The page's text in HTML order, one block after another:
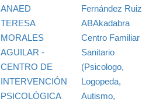
ANAED
Fernández Ruiz
TERESA
MORALES
AGUILAR -
CENTRO DE
INTERVENCIÓN
PSICOLÓGICA
ABAkadabra
Centro Familiar
Sanitario
(Psicologo,
Logopeda,
Autismo,